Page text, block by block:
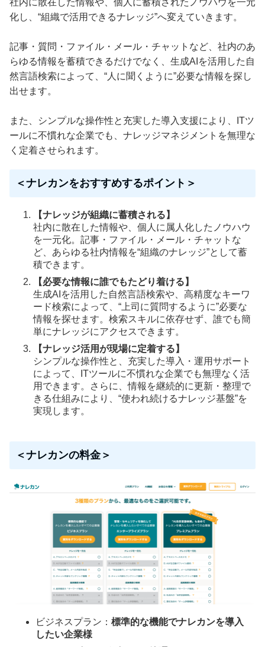
社内に散在した情報や、個人に蓄積されたノウハウを一元
化し、“組織で活用できるナレッジ”へ変えていきます。
記事・質問・ファイル・メール・チャットなど、社内のあ
らゆる情報を蓄積できるだけでなく、生成AIを活用した自
然言語検索によって、“人に聞くように”必要な情報を探し
出せます。
また、シンプルな操作性と充実した導入支援により、ITツ
ールに不慣れな企業でも、ナレッジマネジメントを無理な
く定着させられます。
＜ナレカンをおすすめするポイント＞
【ナレッジが組織に蓄積される】
社内に散在した情報や、個人に属人化したノウハウ
を一元化。記事・ファイル・メール・チャットな
ど、あらゆる社内情報を“組織のナレッジ”として蓄
積できます。
【必要な情報に誰でもたどり着ける】
生成AIを活用した自然言語検索や、高精度なキーワ
ード検索によって、“上司に質問するように”必要な
情報を探せます。検索スキルに依存せず、誰でも簡
単にナレッジにアクセスできます。
【ナレッジ活用が現場に定着する】
シンプルな操作性と、充実した導入・運用サポート
によって、ITツールに不慣れな企業でも無理なく活
用できます。さらに、情報を継続的に更新・整理で
きる仕組みにより、“使われ続けるナレッジ基盤”を
実現します。
＜ナレカンの料金＞
ビジネスプラン： 標準的な機能でナレカンを導入
したい企業様